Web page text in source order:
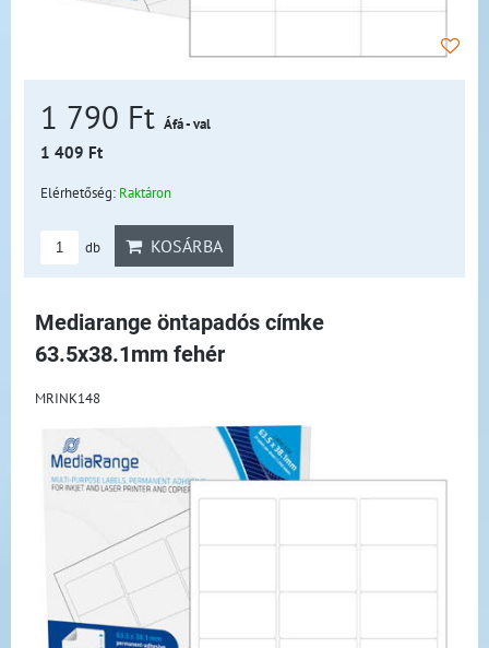
1 790 Ft Áfá - val
1 409 Ft
Elérhetőség: Raktáron
db KOSÁRBA
Mediarange öntapadós címke
63.5x38.1mm fehér
MRINK148